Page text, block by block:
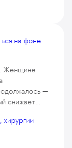
на фоне
Женщине
—
снижает